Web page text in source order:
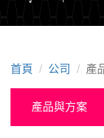
首頁 公司 產
產品與方案